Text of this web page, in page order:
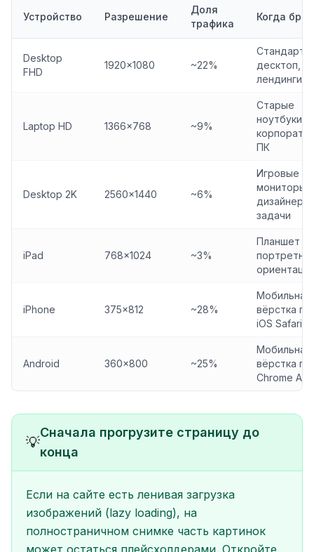
Устройство Разрешение
Доля
трафика
Когда
Desktop
FHD
1920×1080 ~22%
десктоп,
лендинги
Laptop HD 1366×768 ~9%
Старые
ноутбуки,
ПК
Desktop 2K 2560×1440 ~6%
Игровые
мониторы,
задачи
iPad 768×1024 ~3%
Планшет в
iPhone 375×812 ~28%
Мобильная
вёрстка
iOS Safari
Android 360×800 ~25%
Мобильная
вёрстка
Chrome
💡
Сначала прогрузите страницу до
конца
Если на сайте есть ленивая загрузка
изображений (lazy loading), на
полностраничном снимке часть картинок
может остаться плейсхолдерами. Откройте